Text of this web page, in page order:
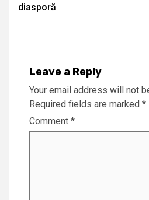
diasporă
Leave a Reply
Your email address will not
Required fields are marked *
Comment *